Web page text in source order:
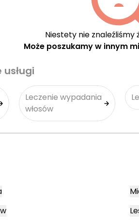
Niestety nie znaleźliśmy
Może poszukamy w innym
Leczenie wypadania
włosów